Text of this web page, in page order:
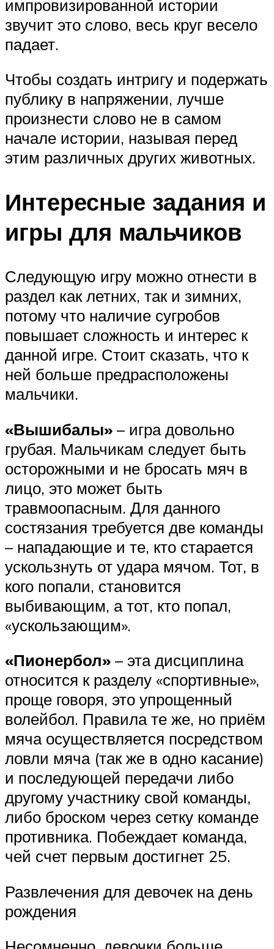
импровизированной истории
звучит это слово, весь круг весело
падает.
Чтобы создать интригу и подержать
публику в напряжении, лучше
произнести слово не в самом
начале истории, называя перед
этим различных других животных.
Интересные задания и
игры для мальчиков
Следующую игру можно отнести в
раздел как летних, так и зимних,
потому что наличие сугробов
повышает сложность и интерес к
данной игре. Стоит сказать, что к
ней больше предрасположены
мальчики.
«Вышибалы» – игра довольно
грубая. Мальчикам следует быть
осторожными и не бросать мяч в
лицо, это может быть
травмоопасным. Для данного
состязания требуется две команды
– нападающие и те, кто старается
ускользнуть от удара мячом. Тот, в
кого попали, становится
выбивающим, а тот, кто попал,
«ускользающим».
«Пионербол» – эта дисциплина
относится к разделу «спортивные»,
проще говоря, это упрощенный
волейбол. Правила те же, но приём
мяча осуществляется посредством
ловли мяча (так же в одно касание)
и последующей передачи либо
другому участнику свой команды,
либо броском через сетку команде
противника. Побеждает команда,
чей счет первым достигнет 25.
Развлечения для девочек на день
рождения